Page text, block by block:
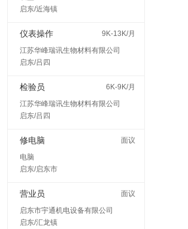
启东/近海镇
仪表操作
9K-13K/月
江苏华峰瑞讯生物材料有限公司
启东/吕四
检验员
6K-9K/月
江苏华峰瑞讯生物材料有限公司
启东/吕四
修电脑
面议
电脑
启东/启东市
营业员
面议
启东市宇通机电设备有限公司
启东/汇龙镇